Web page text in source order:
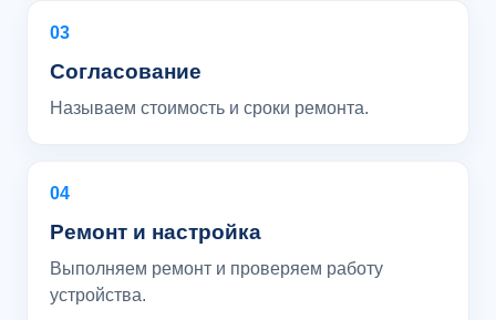
03
Согласование
Называем стоимость и сроки ремонта.
04
Ремонт и настройка
Выполняем ремонт и проверяем работу
устройства.